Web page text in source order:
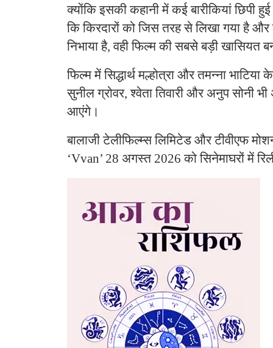
क्योंकि इसकी कहानी में कई बारीकियां छिपी
कि किरदारों को जिस तरह से लिखा गया है और
निभाया है, वही फिल्म की सबसे बड़ी खासियत
फिल्म में सिद्धार्थ मल्होत्रा और तमन्ना भाटिया
सुनील ग्रोवर, श्वेता तिवारी और अनुप सोनी
आएंगे।
बालाजी टेलीफिल्म्स लिमिटेड और टीवीएफ
‘Vvan’ 28 अगस्त 2026 को सिनेमाघरों में